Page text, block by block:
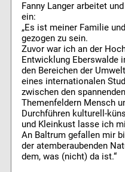
Fanny Langer arbeitet
ein:
„Es ist meiner Familie
gezogen zu sein.
Zuvor war ich an der
Entwicklung Eberswalde
den Bereichen der
eines internationalen
zwischen den
Themenfeldern Mensch
Durchführen kulturell-
und Kleinkust lasse ich
An Baltrum gefallen mir
der atemberaubenden
dem, was (nicht) da ist.“